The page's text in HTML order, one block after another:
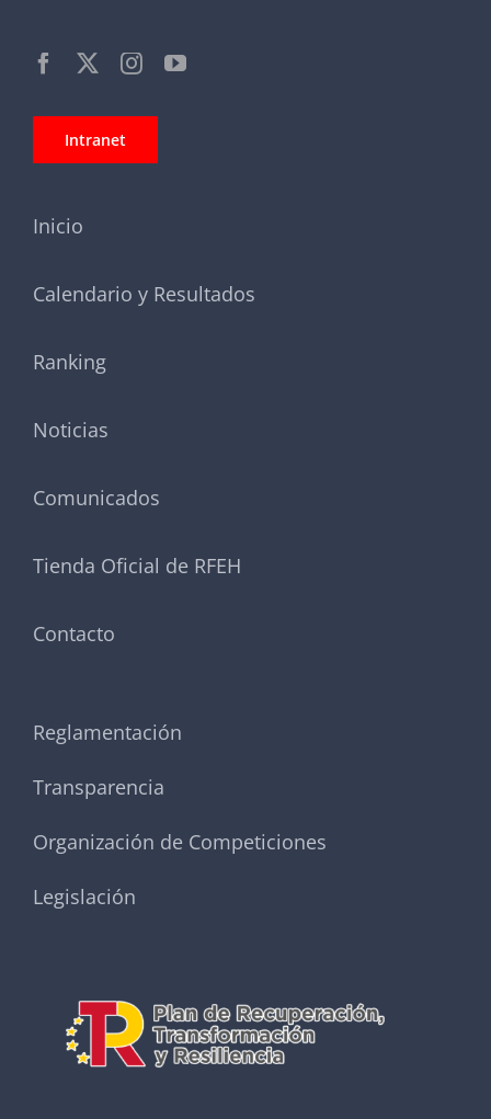
Intranet
Inicio
Calendario y Resultados
Ranking
Noticias
Comunicados
Tienda Oficial de RFEH
Contacto
Reglamentación
Transparencia
Organización de Competiciones
Legislación